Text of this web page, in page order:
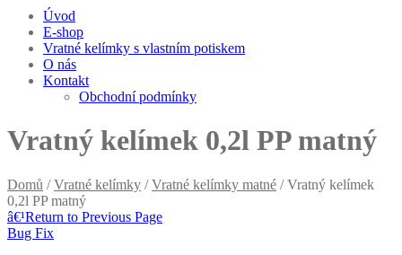
Úvod
E-shop
Vratné kelímky s vlastním potiskem
O nás
Kontakt
Obchodní podmínky
Vratný kelímek 0,2l PP matný
Domů /Vratné kelímky /Vratné kelímky matné / Vratný kelímek
0,2l PP matný
â€¹Return to Previous Page
Bug Fix